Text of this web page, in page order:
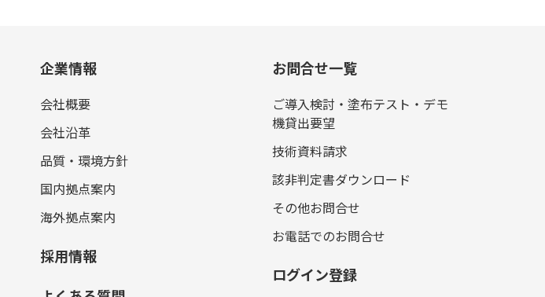
企業情報
会社概要
会社沿革
品質・環境方針
国内拠点案内
海外拠点案内
採用情報
お問合せ一覧
ご導入検討・塗布テスト・デモ
機貸出要望
技術資料請求
該非判定書ダウンロード
その他お問合せ
お電話でのお問合せ
ログイン登録